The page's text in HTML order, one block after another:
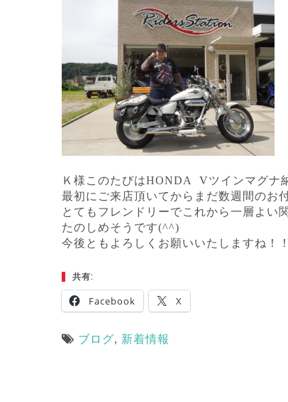
Ｋ様このたびはHONDA Vツインマグナ
最初にご来店頂いてからまだ数週間のお
とてもフレンドリーでこれから一層よい
たのしめそうです(^^)
今後ともよろしくお願いいたしますね！！
共有:
Facebook X
ブログ, 新着情報